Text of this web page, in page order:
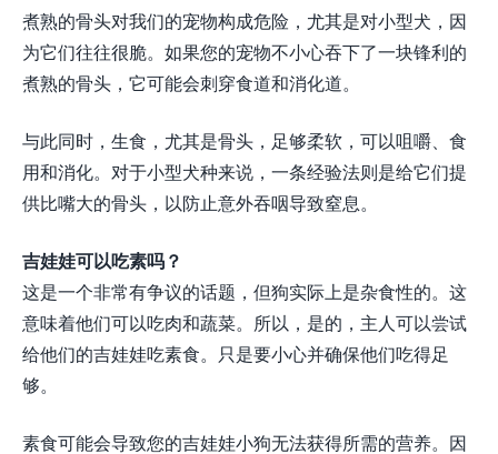
煮熟的骨头对我们的宠物构成危险，尤其是对小型犬，因
为它们往往很脆。如果您的宠物不小心吞下了一块锋利的
煮熟的骨头，它可能会刺穿食道和消化道。
与此同时，生食，尤其是骨头，足够柔软，可以咀嚼、食
用和消化。对于小型犬种来说，一条经验法则是给它们提
供比嘴大的骨头，以防止意外吞咽导致窒息。
吉娃娃可以吃素吗？
这是一个非常有争议的话题，但狗实际上是杂食性的。这
意味着他们可以吃肉和蔬菜。所以，是的，主人可以尝试
给他们的吉娃娃吃素食。只是要小心并确保他们吃得足
够。
素食可能会导致您的吉娃娃小狗无法获得所需的营养。因